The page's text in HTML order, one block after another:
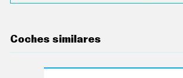
Coches similares